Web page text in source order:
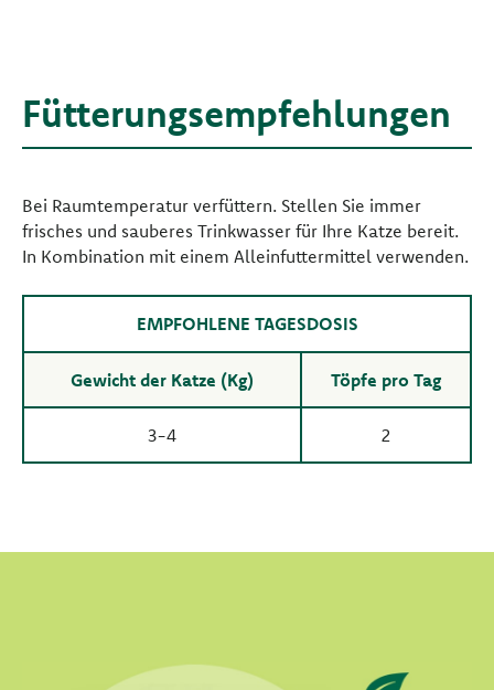
Fütterungsempfehlungen
Bei Raumtemperatur verfüttern. Stellen Sie immer
frisches und sauberes Trinkwasser für Ihre Katze bereit.
In Kombination mit einem Alleinfuttermittel verwenden.
EMPFOHLENE TAGESDOSIS
Gewicht der Katze (Kg) Töpfe pro Tag
3-4 2